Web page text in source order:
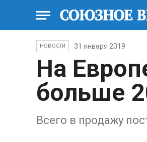
НОВОСТИ 31 января 2019
На
больше
Всего в продажу